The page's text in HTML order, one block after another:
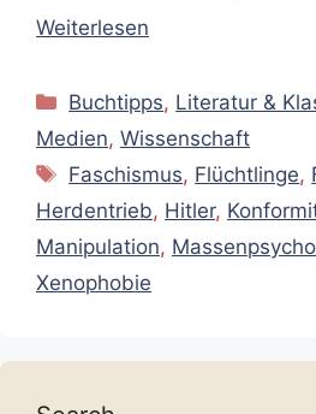
Weiterlesen
Kategorien
Buchtipps, Literatur &
Medien, Wissenschaft
Schlagwörter
Faschismus, Flüchtlinge,
Herdentrieb, Hitler,
Manipulation,
Xenophobie